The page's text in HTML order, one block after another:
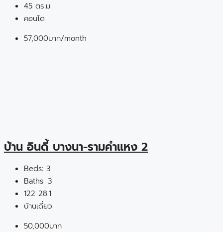
45 ตร.ม.
คอนโด
57,000บาท/month
บ้าน อินดี้ บางนา-รามคำแหง 2
Beds: 3
Baths: 3
122 28.1
บ้านเดี่ยว
50,000บาท